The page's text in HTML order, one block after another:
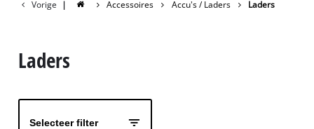
Vorige | Accessoires Accu's / Laders Laders
Laders
Selecteer filter